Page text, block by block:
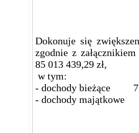
Dokonuje się
zgodnie z
85 013 439,29 zł,
w tym:
- dochody bieżące 76
- dochody majątkowe